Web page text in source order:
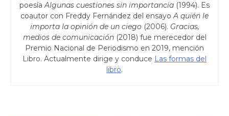
poesíaAlgunas cuestiones sin importancia (1994). Es
coautor con Freddy Fernández del ensayoA quién le
importa la opinión de un ciego(2006). Gracias,
medios de comunicación(2018) fue merecedor del
Premio Nacional de Periodismo en 2019, mención
Libro. Actualmente dirige y conduce Las formas del
libro.